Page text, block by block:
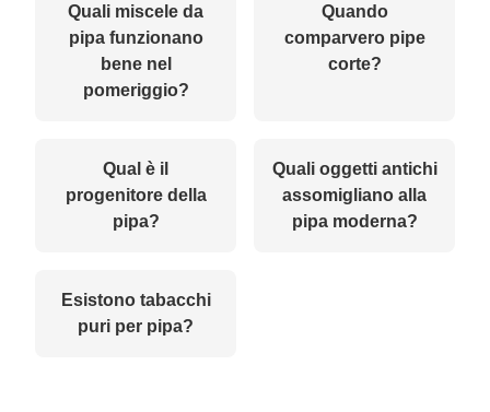
Quali miscele da
pipa funzionano
bene nel
pomeriggio?
Quando
comparvero pipe
corte?
Qual è il
progenitore della
pipa?
Quali oggetti antichi
assomigliano alla
pipa moderna?
Esistono tabacchi
puri per pipa?